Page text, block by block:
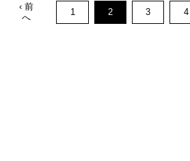
‹ 前
へ
1 2 3 4